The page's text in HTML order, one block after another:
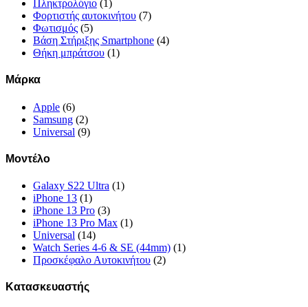
Πληκτρολόγιο (1)
Φορτιστής αυτοκινήτου (7)
Φωτισμός (5)
Βάση Στήριξης Smartphone (4)
Θήκη μπράτσου (1)
Μάρκα
Apple (6)
Samsung (2)
Universal (9)
Μοντέλο
Galaxy S22 Ultra (1)
iPhone 13 (1)
iPhone 13 Pro (3)
iPhone 13 Pro Max (1)
Universal (14)
Watch Series 4-6 & SE (44mm) (1)
Προσκέφαλο Αυτοκινήτου (2)
Κατασκευαστής